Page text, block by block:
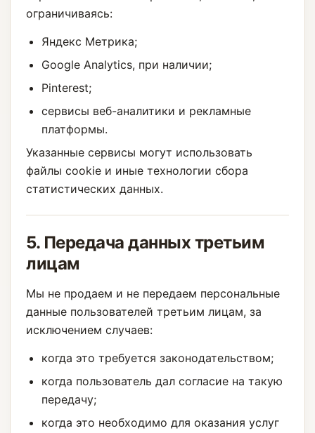
ограничиваясь:
Яндекс Метрика;
Google Analytics, при наличии;
Pinterest;
сервисы веб-аналитики и рекламные
платформы.
Указанные сервисы могут использовать
файлы cookie и иные технологии сбора
статистических данных.
5. Передача данных третьим
лицам
Мы не продаем и не передаем персональные
данные пользователей третьим лицам, за
исключением случаев:
когда это требуется законодательством;
когда пользователь дал согласие на такую
передачу;
когда это необходимо для оказания услуг